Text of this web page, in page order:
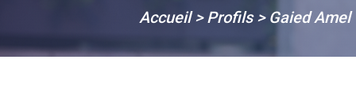
Accueil>Profils> Gaied Amel